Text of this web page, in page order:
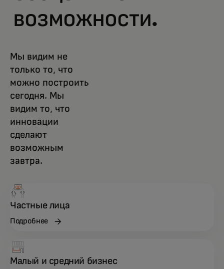
возможности.
Мы видим не
только то, что
можно построить
сегодня. Мы
видим то, что
инновации
сделают
возможным
завтра.
Частные лица
Подробнее
Малый и средний бизнес